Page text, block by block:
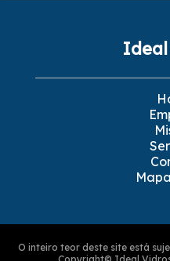
O inteiro teor deste site está